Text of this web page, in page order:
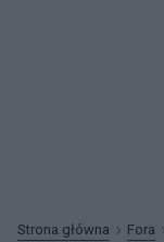
Strona główna Fora